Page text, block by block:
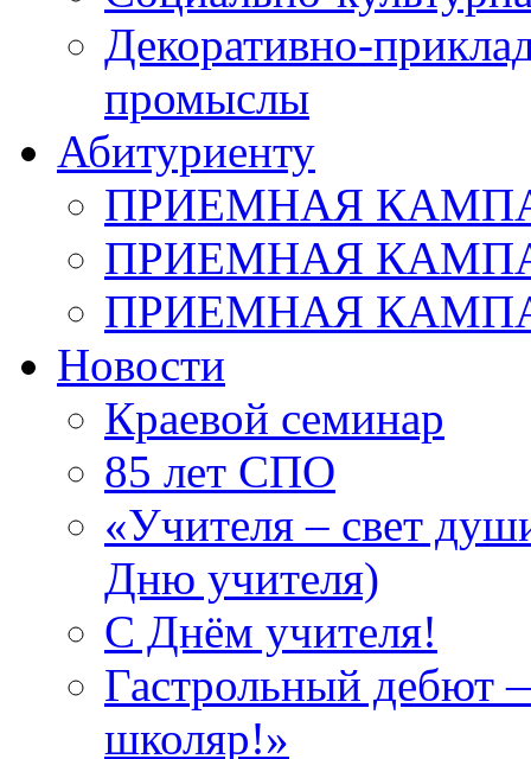
Декоративно-
промыслы
Абитуриенту
ПРИЕМНАЯ
ПРИЕМНАЯ
ПРИЕМНАЯ
Новости
Краевой семинар
85 лет СПО
«Учителя – свет
Дню учителя)
С Днём учителя!
Гастрольный дебют
школяр!»